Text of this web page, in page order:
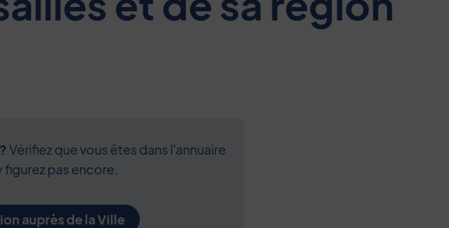
des liens de partage
Vérifiez que vous êtes dans l'annuaire
figurez pas encore.
auprès de la Ville